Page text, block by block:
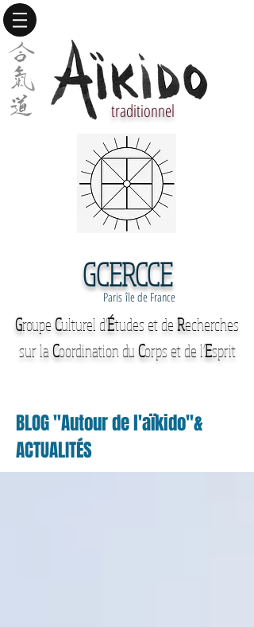
traditionnel
GCERCCE
Paris île de France
GroupeCulturel d'Études et deRecherches
sur laCoordination duCorps et de l'Esprit
BLOG "Autour de l'aïkido"&
ACTUALITÉS